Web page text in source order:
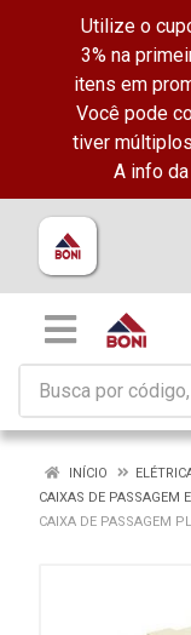
Utilize o
3% na
itens em
Você pode
tiver
A info
INÍCIO
CAIXAS DE PASSAGEM
CAIXA DE PASSAGEM